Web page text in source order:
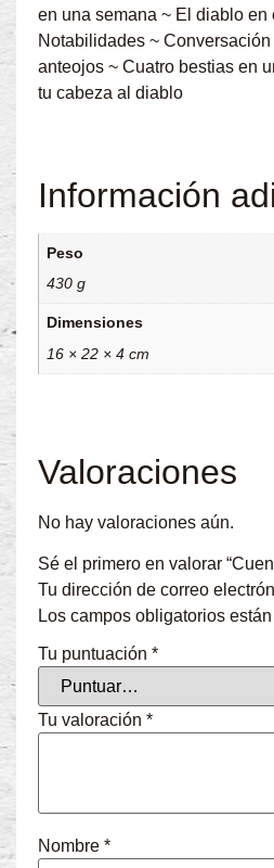
en una semana ~ El diablo en
Notabilidades ~
anteojos ~ Cuatro bestias en
tu cabeza al diablo
Información
Peso
430 g
Dimensiones
16 × 22 × 4 cm
Valoraciones
No hay valoraciones aún.
Sé el primero en valorar
Tu dirección de correo
Los campos obligatorios
Tu puntuación *
Tu valoración *
Nombre *